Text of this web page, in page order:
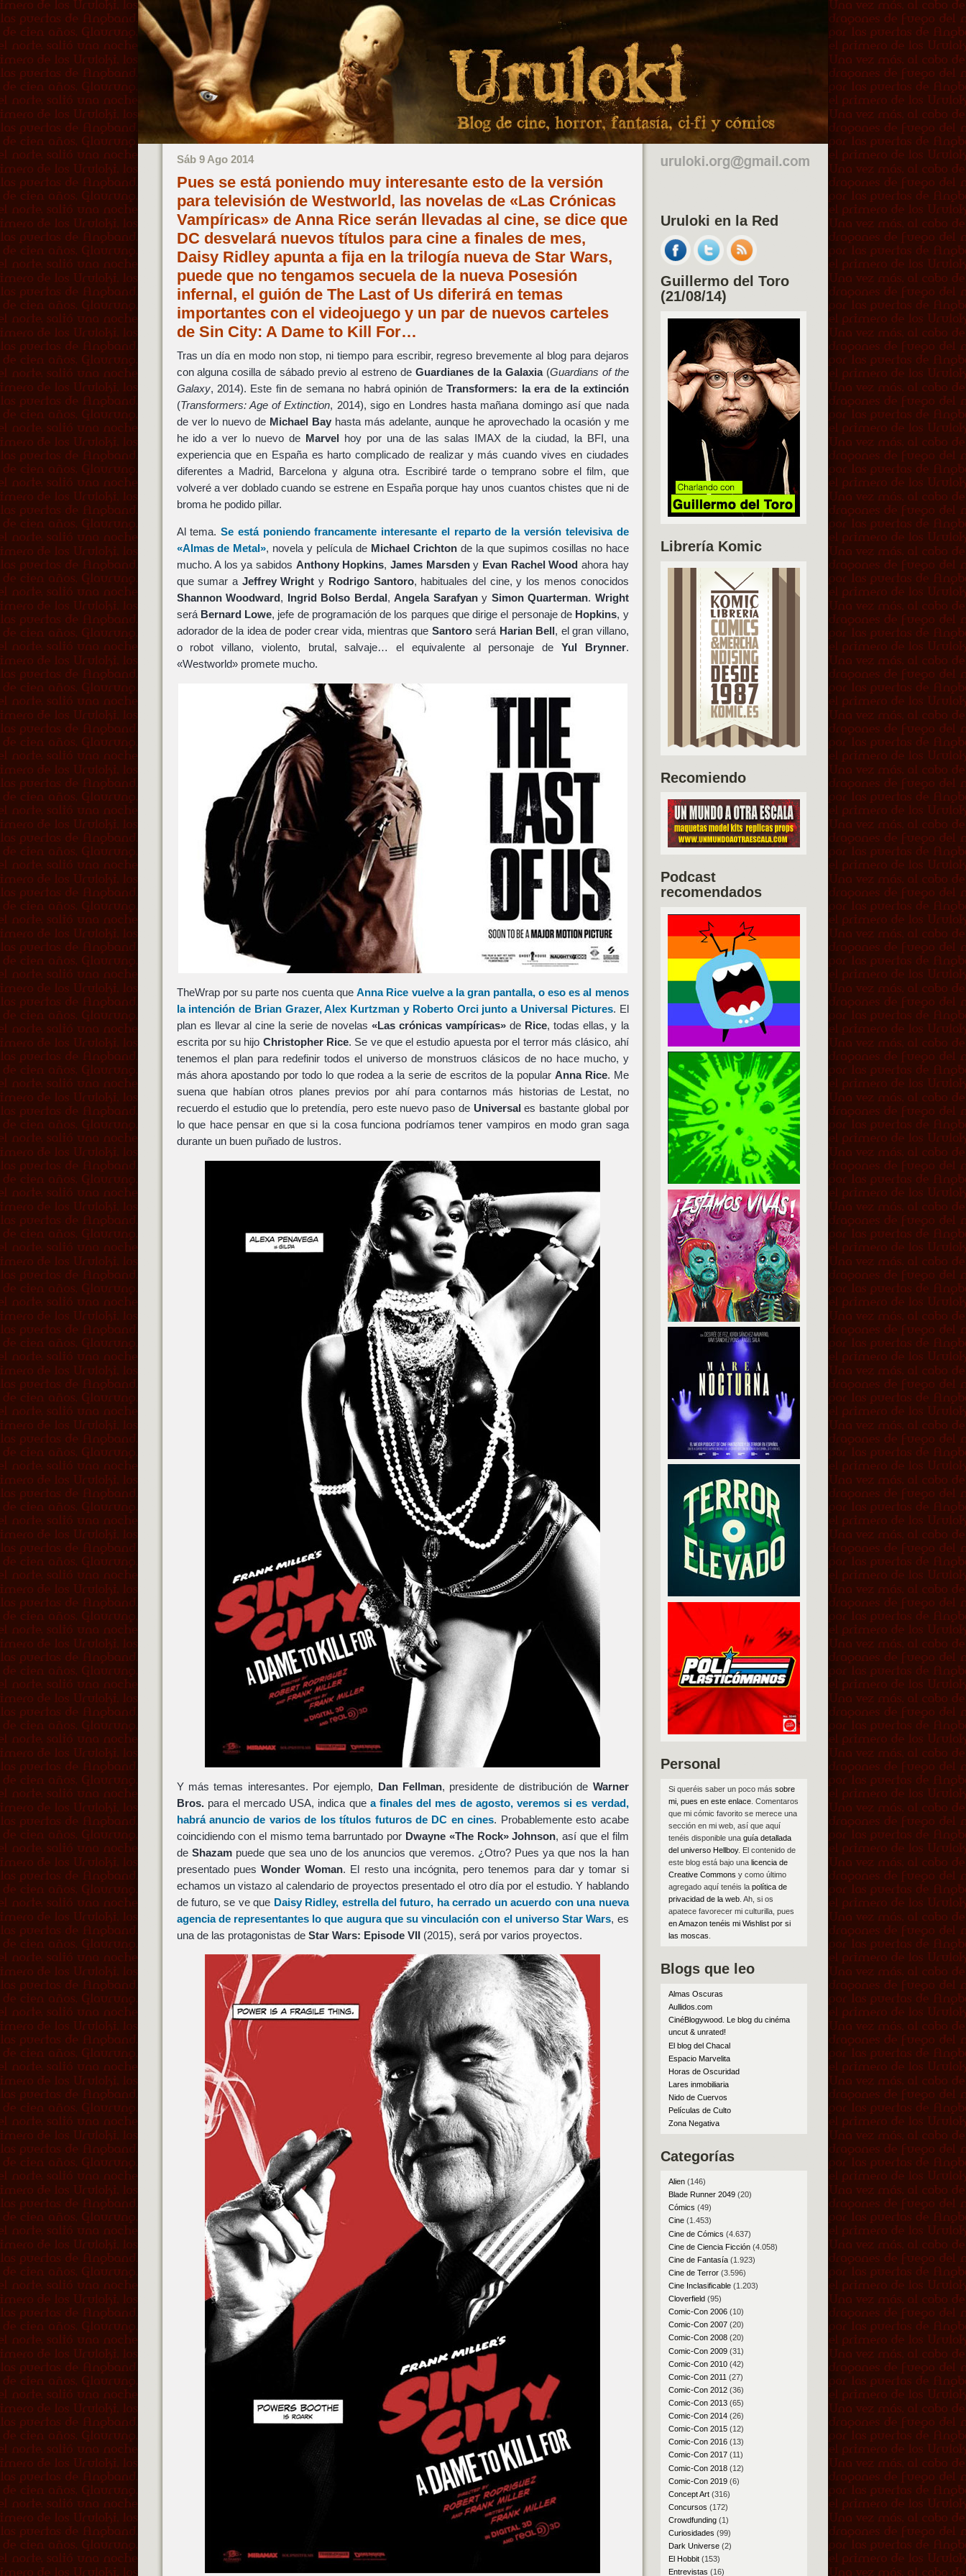
Sáb 9 Ago 2014
Pues se está poniendo muy interesante esto de la versión
para televisión de Westworld, las novelas de «Las Crónicas
Vampíricas» de Anna Rice serán llevadas al cine, se dice que
DC desvelará nuevos títulos para cine a finales de mes,
Daisy Ridley apunta a fija en la trilogía nueva de Star Wars,
puede que no tengamos secuela de la nueva Posesión
infernal, el guión de The Last of Us diferirá en temas
importantes con el videojuego y un par de nuevos carteles
de Sin City: A Dame to Kill For…
Tras un día en modo non stop, ni tiempo para escribir, regreso brevemente al blog para dejaros
con alguna cosilla de sábado previo al estreno de Guardianes de la Galaxia(Guardians of the
Galaxy, 2014). Este fin de semana no habrá opinión deTransformers: la era de la extinción
(Transformers: Age of Extinction, 2014), sigo en Londres hasta mañana domingo así que nada
de ver lo nuevo de Michael Bayhasta más adelante, aunque he aprovechado la ocasión y me
he ido a ver lo nuevo de Marvel hoy por una de las salas IMAX de la ciudad, la BFI, una
experiencia que en España es harto complicado de realizar y más cuando vives en ciudades
diferentes a Madrid, Barcelona y alguna otra. Escribiré tarde o temprano sobre el film, que
volveré a ver doblado cuando se estrene en España porque hay unos cuantos chistes que ni de
broma he podido pillar.
Al tema.Se está poniendo francamente interesante el reparto de la versión televisiva de
«Almas de Metal», novela y película de Michael Crichton de la que supimos cosillas no hace
mucho. A los ya sabidos Anthony Hopkins,James Marsdeny Evan Rachel Wood ahora hay
que sumar a Jeffrey Wright y Rodrigo Santoro, habituales del cine, y los menos conocidos
Shannon Woodward, Ingrid Bolso Berdal,Angela Sarafyany Simon Quarterman. Wright
será Bernard Lowe, jefe de programación de los parques que dirige el personaje de Hopkins, y
adorador de la idea de poder crear vida, mientras que Santoroserá Harian Bell, el gran villano,
o robot villano, violento, brutal, salvaje… el equivalente al personaje de Yul Brynner.
«Westworld» promete mucho.
TheWrap por su parte nos cuenta queAnna Rice vuelve a la gran pantalla, o eso es al menos
la intención de Brian Grazer,Alex Kurtzman y Roberto Orcijunto a Universal Pictures. El
plan es llevar al cine la serie de novelas«Las crónicas vampíricas» de Rice, todas ellas, y la
escrita por su hijo Christopher Rice. Se ve que el estudio apuesta por el terror más clásico, ahí
tenemos el plan para redefinir todos el universo de monstruos clásicos de no hace mucho, y
más ahora apostando por todo lo que rodea a la serie de escritos de la popular Anna Rice. Me
suena que habían otros planes previos por ahí para contarnos más historias de Lestat, no
recuerdo el estudio que lo pretendía, pero este nuevo paso de Universal es bastante global por
lo que hace pensar en que si la cosa funciona podríamos tener vampiros en modo gran saga
durante un buen puñado de lustros.
Y más temas interesantes. Por ejemplo, Dan Fellman, presidente de distribución de Warner
Bros.para el mercado USA, indica que a finales del mes de agosto, veremos si es verdad,
habrá anuncio de varios de los títulos futuros de DC en cines. Probablemente esto acabe
coincidiendo con el mismo tema barruntado por Dwayne «The Rock» Johnson, así que el film
de Shazampuede que sea uno de los anuncios que veremos. ¿Otro? Pues ya que nos la han
presentado pues Wonder Woman. El resto una incógnita, pero tenemos para dar y tomar si
echamos un vistazo al calendario de proyectos presentado el otro día por el estudio. Y hablando
de futuro, se ve que Daisy Ridley, estrella del futuro, ha cerrado un acuerdo con una nueva
agencia de representantes lo que augura que su vinculación con el universoStar Wars, es
una de las protagonistas de Star Wars: Episode VII(2015), será por varios proyectos.
Uruloki en la Red
Guillermo del Toro
(21/08/14)
Librería Komic
Recomiendo
Podcast
recomendados
Personal
Si queréis saber un poco más sobre
mi, pues en este enlace. Comentaros
que mi cómic favorito se merece una
sección en mi web, así que aquí
tenéis disponible una guía detallada
del universo Hellboy. El contenido de
este blog está bajo una licencia de
Creative Commons y como último
agregado aquí tenéis la política de
privacidad de la web. Ah, si os
apatece favorecer mi culturilla, pues
en Amazon tenéis mi Wishlist por si
las moscas
Blogs que leo
Almas Oscuras
Aullidos.com
CinéBlogywood. Le blog du cinéma
uncut & unrated!
El blog del Chacal
Espacio Marvelita
Horas de Oscuridad
Lares inmobiliaria
Nido de Cuervos
Películas de Culto
Zona Negativa
Categorías
Alien(146)
Blade Runner 2049(20)
Cómics (49)
Cine(1.453)
Cine de Cómics (4.637)
Cine de Ciencia Ficción(4.058)
Cine de Fantasía(1.923)
Cine de Terror(3.596)
Cine Inclasificable(1.203)
Cloverfield(95)
Comic-Con 2006(10)
Comic-Con 2007(20)
Comic-Con 2008(20)
Comic-Con 2009(31)
Comic-Con 2010(42)
Comic-Con 2011 (27)
Comic-Con 2012(36)
Comic-Con 2013(65)
Comic-Con 2014(26)
Comic-Con 2015(12)
Comic-Con 2016(13)
Comic-Con 2017(11)
Comic-Con 2018(12)
Comic-Con 2019(6)
Concept Art(316)
Concursos (172)
Crowdfunding(1)
Curiosidades (99)
Dark Universe(2)
El Hobbit(153)
Entrevistas (16)